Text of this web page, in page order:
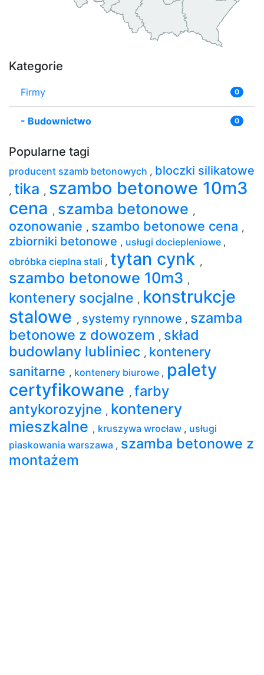
Kategorie
Firmy 0
- Budownictwo 0
Popularne tagi
producent szamb betonowych , bloczki silikatowe
, tika , szambo betonowe 10m3
cena , szamba betonowe ,
ozonowanie , szambo betonowe cena ,
zbiorniki betonowe , usługi dociepleniowe ,
obróbka cieplna stali , tytan cynk ,
szambo betonowe 10m3 ,
kontenery socjalne , konstrukcje
stalowe , systemy rynnowe , szamba
betonowe z dowozem , skład
budowlany lubliniec , kontenery
sanitarne , kontenery biurowe , palety
certyfikowane , farby
antykorozyjne , kontenery
mieszkalne , kruszywa wrocław , usługi
piaskowania warszawa , szamba betonowe z
montażem